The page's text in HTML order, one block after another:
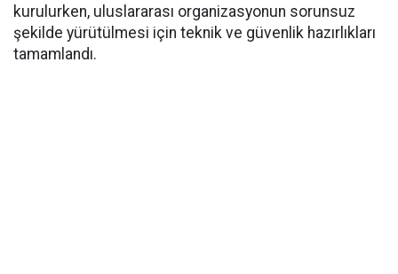
kurulurken, uluslararası organizasyonun sorunsuz
şekilde yürütülmesi için teknik ve güvenlik hazırlıkları
tamamlandı.